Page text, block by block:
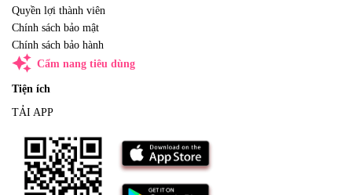
Quyền lợi thành viên
Chính sách bảo mật
Chính sách bảo hành
auto_awesome Cẩm nang tiêu dùng
Tiện ích
TẢI APP